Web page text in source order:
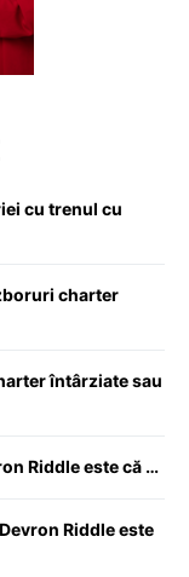
cu trenul cu
charter
întârziate sau
Riddle este că …
Riddle este